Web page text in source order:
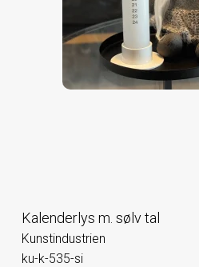
Kalenderlys m. sølv tal
Kunstindustrien
ku-k-535-si